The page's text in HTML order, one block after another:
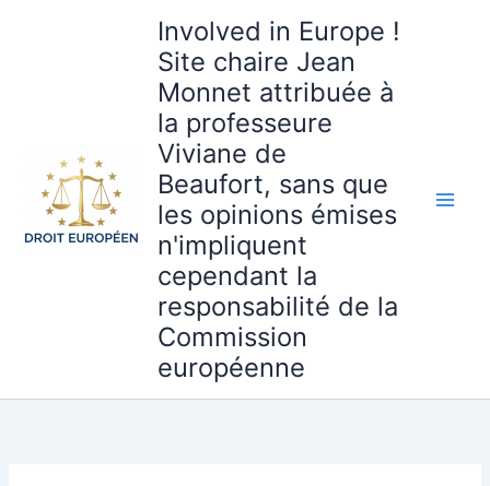
Involved in Europe !
Site chaire Jean
Monnet attribuée à
la professeure
Viviane de
Beaufort, sans que
les opinions émises
n'impliquent
cependant la
responsabilité de la
Commission
européenne